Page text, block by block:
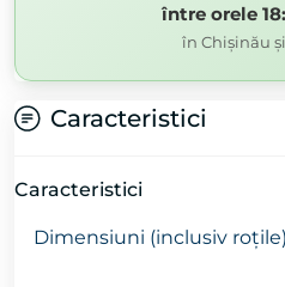
între orele
în Chișinău
Caracteristici
Caracteristici
Dimensiuni (inclusiv roțile)